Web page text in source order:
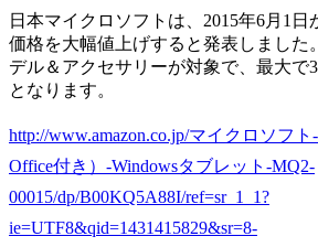
日本マイクロソフトは、2015年6月1日
価格を大幅値上げすると発表しました
デル＆アクセサリーが対象で、最大で
となります。
http://www.amazon.co.jp/マイクロソフト
Office付き）-Windowsタブレット-MQ2-
00015/dp/B00KQ5A88I/ref=sr_1_1?
ie=UTF8&qid=1431415829&sr=8-